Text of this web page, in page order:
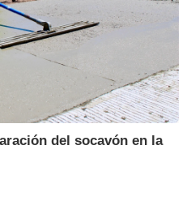
del socavón en la